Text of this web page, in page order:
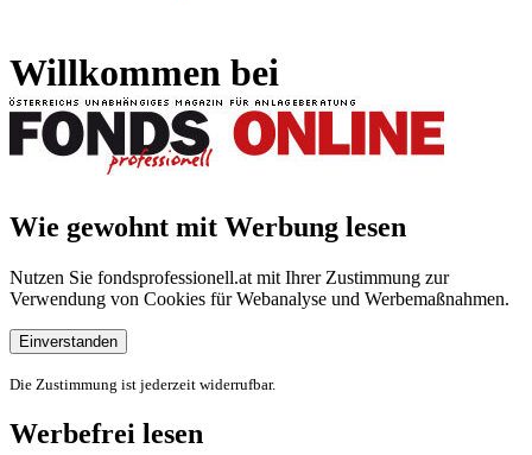
Willkommen bei
Wie gewohnt mit Werbung lesen
Nutzen Sie fondsprofessionell.at mit Ihrer Zustimmung zur
Verwendung von Cookies für Webanalyse und Werbemaßnahmen.
Einverstanden
Die Zustimmung ist jederzeit widerrufbar.
Werbefrei lesen